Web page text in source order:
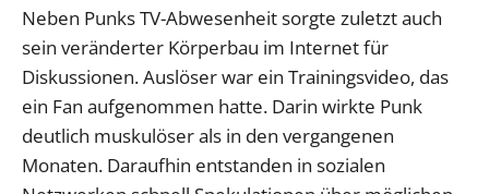
Neben Punks TV-Abwesenheit sorgte zuletzt auch
sein veränderter Körperbau im Internet für
Diskussionen. Auslöser war ein Trainingsvideo, das
ein Fan aufgenommen hatte. Darin wirkte Punk
deutlich muskulöser als in den vergangenen
Monaten. Daraufhin entstanden in sozialen